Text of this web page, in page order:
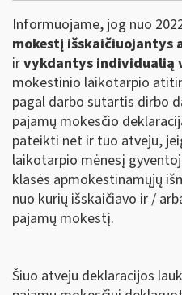
Informuojame, jog nuo
mokestį išskaičiuojantys
irvykdantys individualią
mokestinio laikotarpio
pagal darbo sutartis dirbo
pajamų mokesčio
pateikti net ir tuo atveju,
laikotarpio mėnesį
klasės apmokestinamųjų
nuo kurių išskaičiavo ir /
pajamų mokestį.
Šiuo atveju deklaracijos